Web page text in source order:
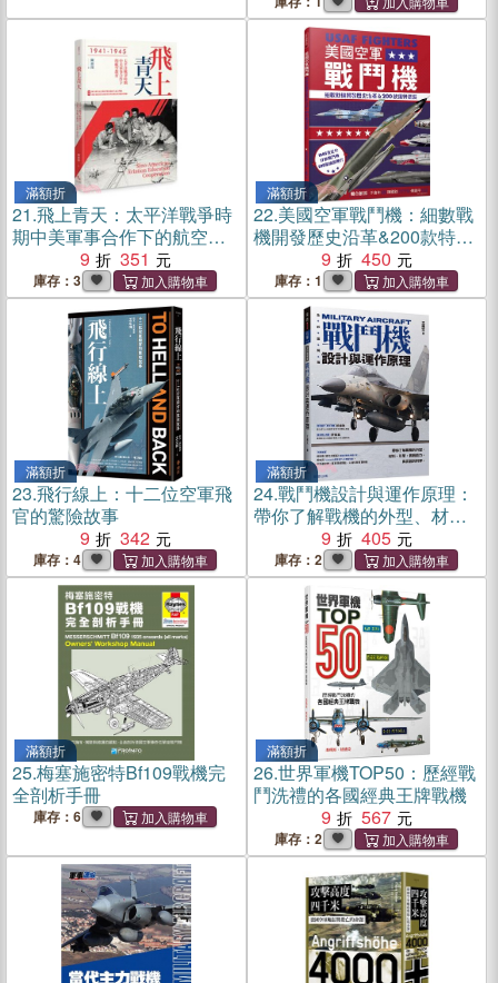
滿額折
21.飛上青天：太平洋戰爭時
期中美軍事合作下的航空教
育（1941-1945）
9 351
庫存：3
滿額折
22.美國空軍戰鬥機：細數戰
機開發歷史沿革&200款特殊
9 450
庫存：1
滿額折
23.飛行線上：十二位空軍飛
官的驚險故事
9
342
庫存：4
滿額折
24.戰鬥機設計與運作原理：
帶你了解戰機的外型、材
料、引擎，實戰能力，與武
器的科學
9 405
庫存：2
滿額折
25.梅塞施密特Bf109戰機完
全剖析手冊
庫存：6
滿額折
26.世界軍機TOP50：歷經戰
鬥洗禮的各國經典王牌戰機
9
567
庫存：2